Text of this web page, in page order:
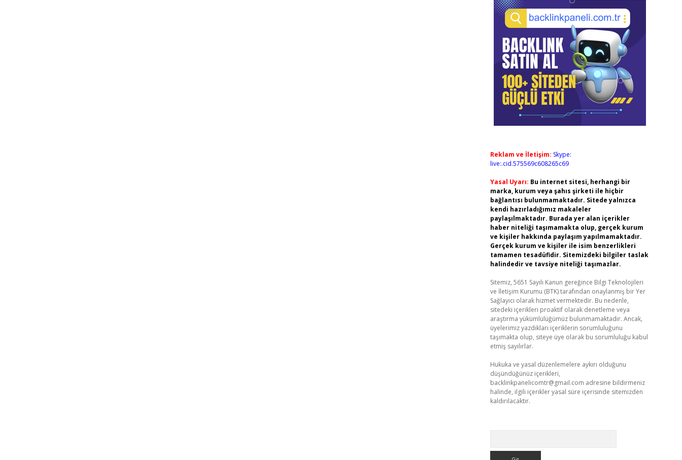
Reklam ve İletişim: Skype:
live:.cid.575569c608265c69
Yasal Uyarı: Bu internet sitesi, herhangi bir
marka, kurum veya şahıs şirketi ile hiçbir
bağlantısı bulunmamaktadır. Sitede yalnızca
kendi hazırladığımız makaleler
paylaşılmaktadır. Burada yer alan içerikler
haber niteliği taşımamakta olup, gerçek kurum
ve kişiler hakkında paylaşım yapılmamaktadır.
Gerçek kurum ve kişiler ile isim benzerlikleri
tamamen tesadüfidir. Sitemizdeki bilgiler taslak
halindedir ve tavsiye niteliği taşımazlar.
Sitemiz, 5651 Sayılı Kanun gereğince Bilgi Teknolojileri
ve İletişim Kurumu (BTK) tarafından onaylanmış bir Yer
Sağlayıcı olarak hizmet vermektedir. Bu nedenle,
sitedeki içerikleri proaktif olarak denetleme veya
araştırma yükümlülüğümüz bulunmamaktadır. Ancak,
üyelerimiz yazdıkları içeriklerin sorumluluğunu
taşımakta olup, siteye üye olarak bu sorumluluğu kabul
etmiş sayılırlar.
Hukuka ve yasal düzenlemelere aykırı olduğunu
düşündüğünüz içerikleri,
backlinkpanelicomtr@gmail.com adresine bildirmeniz
halinde, ilgili içerikler yasal süre içerisinde sitemizden
kaldırılacaktır.